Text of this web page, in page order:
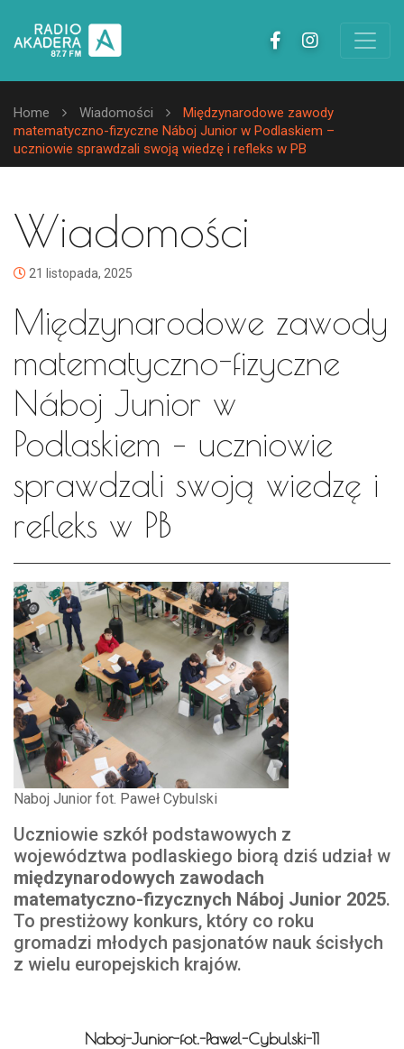
Home Wiadomości
Międzynarodowe zawody
matematyczno-fizyczne Náboj Junior w Podlaskiem –
uczniowie sprawdzali swoją wiedzę i refleks w PB
Wiadomości
21 listopada, 2025
Międzynarodowe zawody
matematyczno-fizyczne
Náboj Junior w
Podlaskiem – uczniowie
sprawdzali swoją wiedzę i
refleks w PB
Naboj Junior fot. Paweł Cybulski
Uczniowie szkół podstawowych z
województwa podlaskiego biorą dziś udział w
międzynarodowych zawodach
matematyczno-fizycznych Náboj Junior 2025.
To prestiżowy konkurs, który co roku
gromadzi młodych pasjonatów nauk ścisłych
z wielu europejskich krajów.
Naboj-Junior-fot.-Pawel-Cybulski-11